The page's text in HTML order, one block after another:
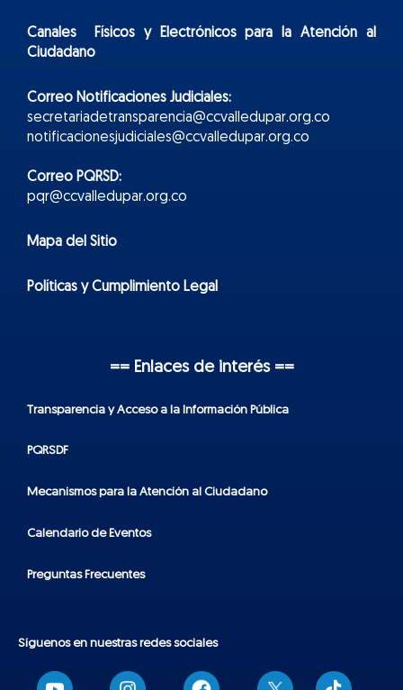
Canales Físicos yElectrónicospara la Atención al
Ciudadano
Correo Notificaciones Judiciales:
secretariadetransparencia@ccvalledupar.org.co
notificacionesjudiciales@ccvalledupar.org.co
Correo PQRSD:
pqr@ccvalledupar.org.co
Mapa del Sitio
Políticas y Cumplimiento Legal
== Enlaces de interés ==
Transparencia y Acceso a la Información Pública
PQRSDF
Mecanismos para la Atención al Ciudadano
Calendario de Eventos
Preguntas Frecuentes
Síguenos en nuestras redes sociales
T